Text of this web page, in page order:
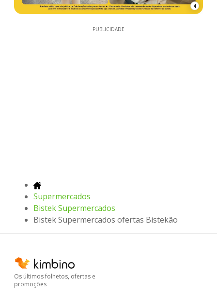
4
PUBLICIDADE
Supermercados
Bistek Supermercados
Bistek Supermercados ofertas Bistekâo
Os últimos folhetos, ofertas e
promoções